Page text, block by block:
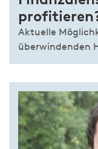
Aktuelle
überwindenden